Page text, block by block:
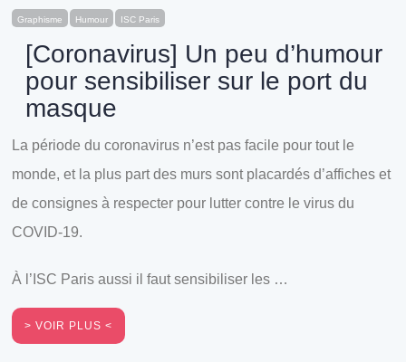
Graphisme Humour ISC Paris
[Coronavirus] Un peu d’humour
pour sensibiliser sur le port du
masque
La période du coronavirus n’est pas facile pour tout le
monde, et la plus part des murs sont placardés d’affiches et
de consignes à respecter pour lutter contre le virus du
COVID-19.
À l’ISC Paris aussi il faut sensibiliser les …
VOIR PLUS